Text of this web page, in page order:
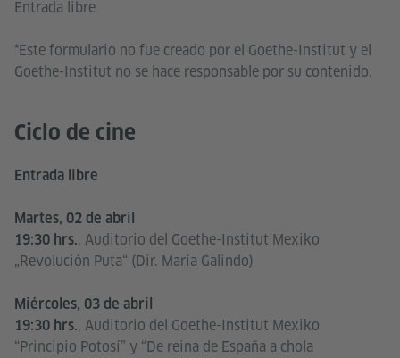
Entrada libre
*Este formulario no fue creado por el Goethe-Institut y el
Goethe-Institut no se hace responsable por su contenido.
Ciclo de cine
Entrada libre
Martes, 02 de abril
19:30 hrs., Auditorio del Goethe-Institut Mexiko
„Revolución Puta“ (Dir. María Galindo)
Miércoles, 03 de abril
19:30 hrs., Auditorio del Goethe-Institut Mexiko
“Principio Potosí” y “De reina de España a chola